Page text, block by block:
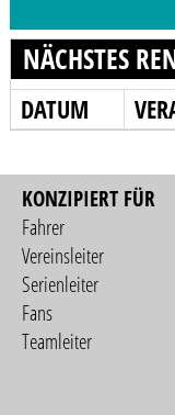
NÄCHSTES
DATUM
KONZIPIERT FÜR
Fahrer
Vereinsleiter
Serienleiter
Fans
Teamleiter